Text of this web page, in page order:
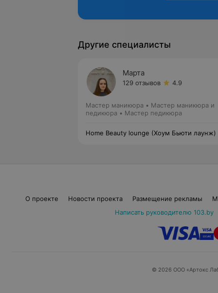
Другие специалисты
Марта
129 отзывов 4.9
Мастер маникюра • Мастер маникюра и
педикюра • Мастер педикюра
Home Beauty lounge (Хоум Бьюти лаунж)
О проекте Новости проекта Размещение рекламы
Написать руководителю 103.by
© 2026 ООО «Артокс